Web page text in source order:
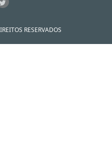
RESERVADOS